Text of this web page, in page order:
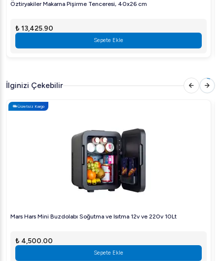
Öztiryakiler Makarna Pişirme Tenceresi, 40x26 cm
₺ 13,425.90
Sepete Ekle
İlginizi Çekebilir
Ücretsiz Kargo
Mars Hars Mini Buzdolabı Soğutma ve Isıtma 12v ve 220v 10Lt
₺ 4,500.00
Sepete Ekle